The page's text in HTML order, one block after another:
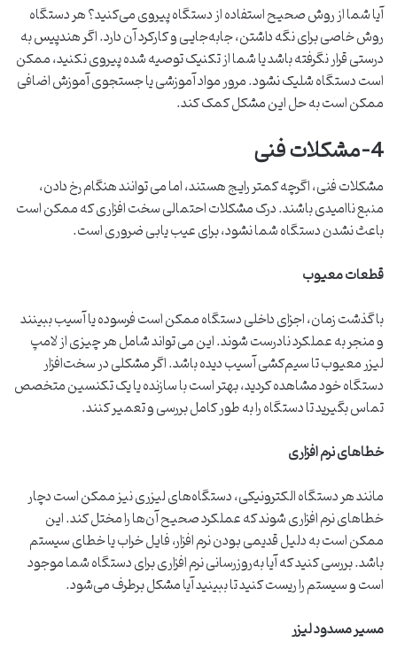
آیا شما از روش صحیح استفاده از دستگاه پیروی می‌کنید؟ هر دستگاه
روش خاصی برای نگه داشتن، جابه‌جایی و کارکرد آن دارد. اگر هندپیس به
درستی قرار نگرفته باشد یا شما از تکنیک توصیه شده پیروی نکنید، ممکن
است دستگاه شلیک نشود. مرور مواد آموزشی یا جستجوی آموزش اضافی
ممکن است به حل این مشکل کمک کند.
4-مشکلات فنی
مشکلات فنی، اگرچه کمتر رایج هستند، اما می توانند هنگام رخ دادن،
منبع ناامیدی باشند. درک مشکلات احتمالی سخت افزاری که ممکن است
باعث نشدن دستگاه شما نشود، برای عیب یابی ضروری است.
قطعات معیوب
با گذشت زمان، اجزای داخلی دستگاه ممکن است فرسوده یا آسیب ببینند
و منجر به عملکرد نادرست شوند. این می تواند شامل هر چیزی از لامپ
لیزر معیوب تا سیم‌کشی آسیب دیده باشد. اگر مشکلی در سخت‌افزار
دستگاه خود مشاهده کردید، بهتر است با سازنده یا یک تکنسین متخصص
تماس بگیرید تا دستگاه را به طور کامل بررسی و تعمیر کنند.
خطاهای نرم افزاری
مانند هر دستگاه الکترونیکی، دستگاه‌های لیزری نیز ممکن است دچار
خطاهای نرم افزاری شوند که عملکرد صحیح آن‌ها را مختل کند. این
ممکن است به دلیل قدیمی بودن نرم افزار، فایل خراب یا خطای سیستم
باشد. بررسی کنید که آیا به‌روزرسانی نرم افزاری برای دستگاه شما موجود
است و سیستم را ریست کنید تا ببینید آیا مشکل برطرف می‌شود.
مسیر مسدود لیزر